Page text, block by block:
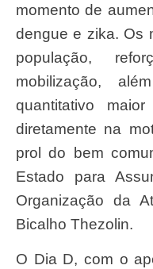
momento de
dengue e zika. Os
população,
mobilização,
quantitativo
diretamente na
prol do bem
Estado para
Organização da
Bicalho Thezolin.
O Dia D, com o apoio das Forças Armadas e